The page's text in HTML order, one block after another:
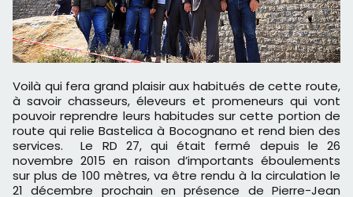
Voilà qui fera grand plaisir aux habitués de cette route,
à savoir chasseurs, éleveurs et promeneurs qui vont
pouvoir reprendre leurs habitudes sur cette portion de
route qui relie Bastelica à Bocognano et rend bien des
services. Le RD 27, qui était fermé depuis le 26
novembre 2015 en raison d’importants éboulements
sur plus de 100 mètres, va être rendu à la circulation le
21 décembre prochain en présence de Pierre-Jean